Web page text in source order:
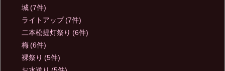
城 (7件)
ライトアップ (7件)
二本松提灯祭り (6件)
梅 (6件)
裸祭り (5件)